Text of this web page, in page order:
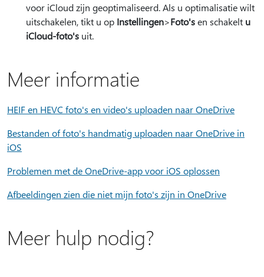
voor iCloud zijn geoptimaliseerd. Als u optimalisatie wilt
uitschakelen, tikt u op Instellingen>Foto'sen schakelt u
iCloud-foto's uit.
Meer informatie
HEIF en HEVC foto's en video's uploaden naar OneDrive
Bestanden of foto's handmatig uploaden naar OneDrive in
iOS
Problemen met de OneDrive-app voor iOS oplossen
Afbeeldingen zien die niet mijn foto's zijn in OneDrive
Meer hulp nodig?